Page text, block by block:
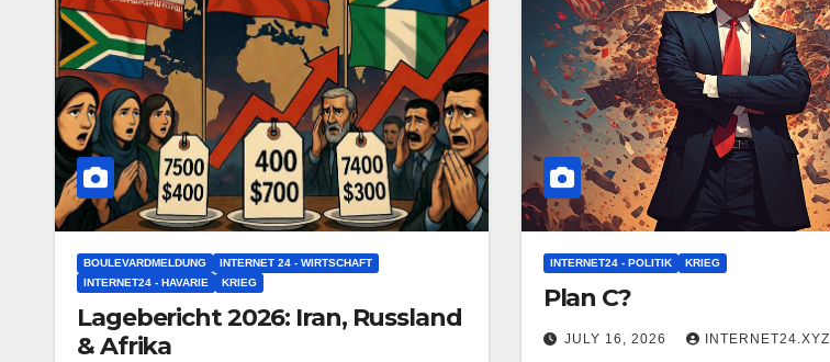
BOULEVARDMELDUNG
INTERNET 24 - WIRTSCHAFT
INTERNET24 - HAVARIE
KRIEG
Lagebericht 2026: Iran, Russland
& Afrika
INTERNET24 - POLITIK KRIEG
Plan C?
JULY 16, 2026 INTERNET24.XYZ